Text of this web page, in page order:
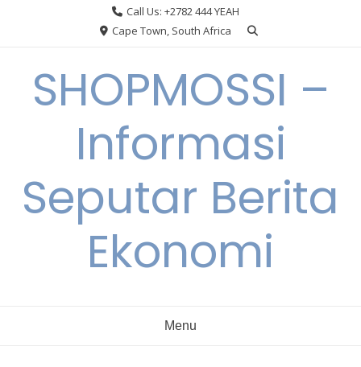
Call Us: +2782 444 YEAH
Cape Town, South Africa
SHOPMOSSI –
Informasi
Seputar Berita
Ekonomi
Menu